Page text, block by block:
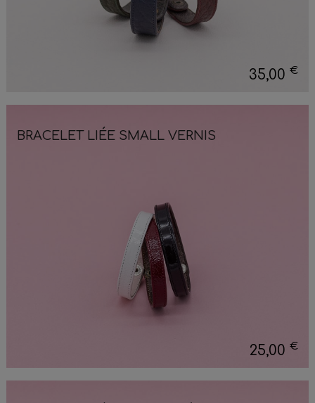
35,00€
BRACELET LIÉE SMALL VERNIS
25,00€